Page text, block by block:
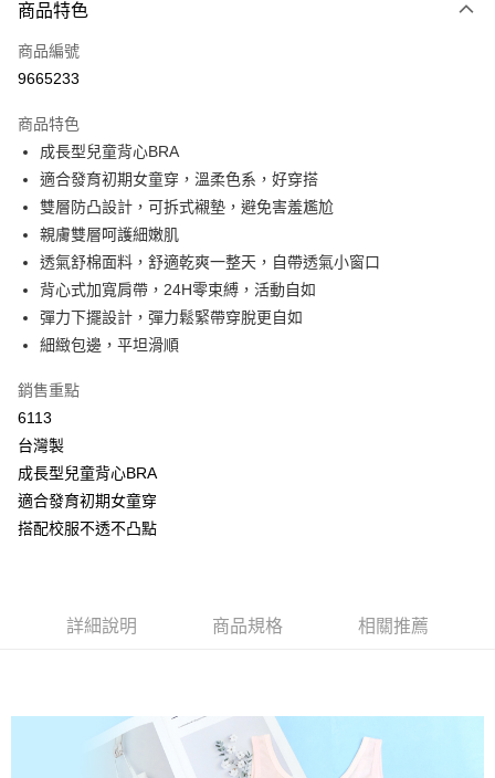
信用卡一次付款
超商取貨付款
Apple Pay
街口支付
悠遊付
全盈+PAY
大哥付你分期
相關說明
1.本服務由台灣大哥大提供，台灣大哥大用戶可立即使用無須另外申請。
2.付款方式選擇「大哥付你分期」，訂單成立後會自動跳轉到大哥付的交易
流程，驗證手機門號後，選擇欲分期的期數、繳款截止日，確認付款後即完
成交易。
4.訂單成立30分鐘內，如未前往確認交易或遇審核未通過，訂單將自動取
消。如遇「轉專審核」未通過狀況，表示未達大哥付你分期系統評分，恕無
法說明評估內容。
【繳款方式說明】
帳／街口支付／iPASS MONEY」等通路繳費。
買賣價金債權讓與本公司後，依約使用本公司帳單繳交帳款。
2.基於同意付款使用「大哥付你分期」之契約關係目的，商店將以您的個人
資料（包含姓名、電話或地址）提供予台灣大哥大進項蒐集、處理及利用，
AFTEE先享後付是「在收到商品之後才付款」的支付方式。 讓您購物簡單
便利好安心！
１．簡單：不需註冊會員、不需綁卡、不需儲值。
２．便利：只要手機號碼，簡訊認證，即可結帳。
３．安心：先確認商品／服務後，再付款。
２．訂單成立數日內，您將收到繳費通知簡訊。
後付繳納相關費用。
※ 交易是否成功請以「AFTEE先享後付 」之結帳頁面顯示為準，若有關於
是否繳費成功／繳費後需取消欲退款等相關疑問，請聯繫「AFTEE先享後付
Hami Point
相關說明
「Hami Point」為中華電信所提供之點數服務，可於會員專區綁定中華電信
會員帳號後，即可在購物車使用 Hami Point 折抵消費金額 (1點等於1元)。
付款後全家取貨
每筆NT$80，滿NT$499(含以上)免運費
商品特色
商品編號
9665233
商品特色
成長型兒童背心BRA
適合發育初期女童穿，溫柔色系，好穿搭
雙層防凸設計，可拆式襯墊，避免害羞尷尬
親膚雙層呵護細嫩肌
透氣舒棉面料，舒適乾爽一整天，自帶透氣小窗口
背心式加寬肩帶，24H零束縛，活動自如
彈力下擺設計，彈力鬆緊帶穿脫更自如
細緻包邊，平坦滑順
銷售重點
6113
台灣製
成長型兒童背心BRA
適合發育初期女童穿
搭配校服不透不凸點
詳細說明 商品規格 相關推薦